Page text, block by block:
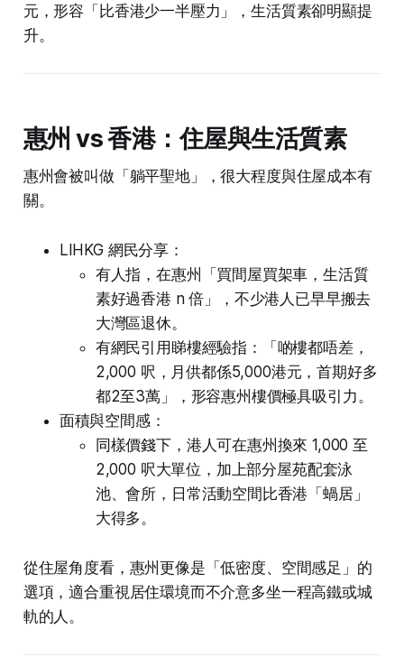
元，形容「比香港少一半壓力」，生活質素卻明顯提
升。
惠州 vs 香港：住屋與生活質素
惠州會被叫做「躺平聖地」，很大程度與住屋成本有
關。
LIHKG 網民分享：
有人指，在惠州「買間屋買架車，生活質
素好過香港 n 倍」，不少港人已早早搬去
大灣區退休。
有網民引用睇樓經驗指：「啲樓都唔差，
2,000 呎，月供都係5,000港元，首期好多
都2至3萬」，形容惠州樓價極具吸引力。
面積與空間感：
同樣價錢下，港人可在惠州換來 1,000 至
2,000 呎大單位，加上部分屋苑配套泳
池、會所，日常活動空間比香港「蝸居」
大得多。
從住屋角度看，惠州更像是「低密度、空間感足」的
選項，適合重視居住環境而不介意多坐一程高鐵或城
軌的人。